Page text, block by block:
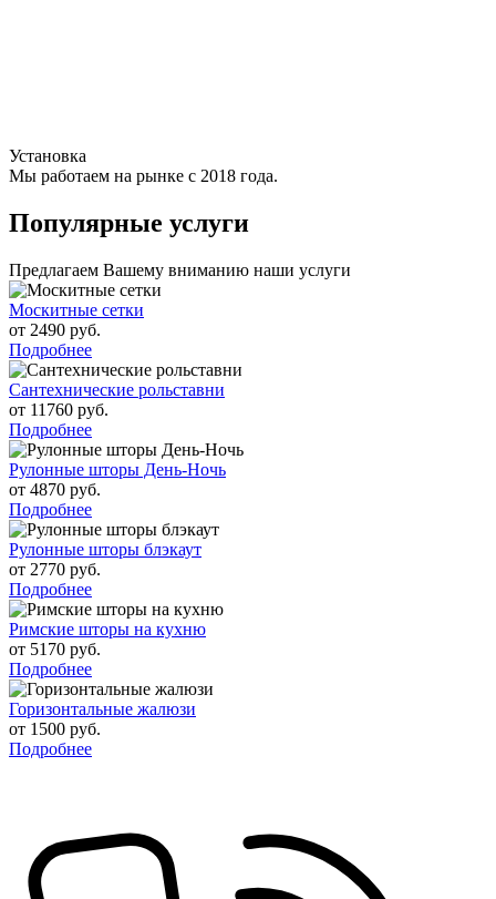
Установка
Мы работаем на рынке с 2018 года.
Популярные услуги
Предлагаем Вашему вниманию наши услуги
Москитные сетки
от 2490 руб.
Подробнее
Сантехнические рольставни
от 11760 руб.
Подробнее
Рулонные шторы День-Ночь
от 4870 руб.
Подробнее
Рулонные шторы блэкаут
от 2770 руб.
Подробнее
Римские шторы на кухню
от 5170 руб.
Подробнее
Горизонтальные жалюзи
от 1500 руб.
Подробнее